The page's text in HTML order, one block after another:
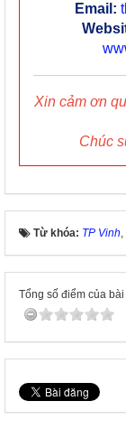
Email:
Xin cảm ơn
Chúc
Từ khóa: TP Vinh,
Tổng số điểm của